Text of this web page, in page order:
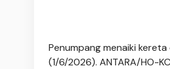
Penumpang menaiki
(1/6/2026). ANTARA/HO-